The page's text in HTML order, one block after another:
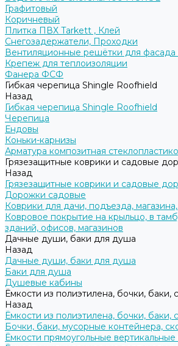
Графитовый
Коричневый
Плитка ПВХ Tarkett , Клей
Снегозадержатели, Проходки
Вентиляционные решётки для фасада
Крепеж для теплоизоляции
Фанера ФСФ
Гибкая черепица Shingle Roofhield
Назад
Гибкая черепица Shingle Roofhield
Черепица
Ендовы
Коньки-карнизы
Арматура композитная
Грязезащитные коврики и садовые
Назад
Грязезащитные коврики и садовые
Дорожки садовые
Коврики для дачи, подъезда,
Ковровое покрытие на крыльцо, в
зданий, офисов, магазинов
Дачные души, баки для душа
Назад
Дачные души, баки для душа
Баки для душа
Душевые кабины
Ёмкости из полиэтилена, бочки, баки,
Назад
Ёмкости из полиэтилена, бочки, баки,
Бочки, баки, мусорные контейнера,
Ёмкости прямоугольные вертикальные